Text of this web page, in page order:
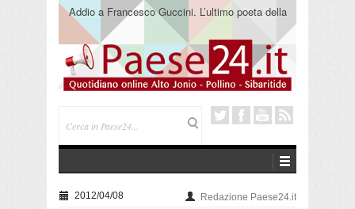
Addio a Francesco Guccini. L’ultimo poeta della
canzone impegnata
2012/04/08 Redazione Paese24.it